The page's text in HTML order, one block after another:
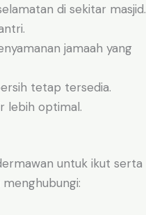
di sekitar masjid.
jamaah yang
tetap tersedia.
lebih optimal.
untuk ikut serta